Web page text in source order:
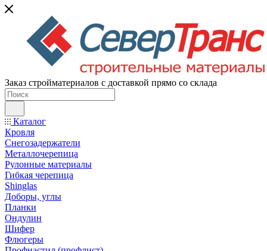
Заказ стройматериалов с доставкой прямо со склада
Каталог
Кровля
Снегозадержатели
Металлочерепица
Рулонные материалы
Гибкая черепица
Shinglas
Доборы, углы
Планки
Ондулин
Шифер
Флюгеры